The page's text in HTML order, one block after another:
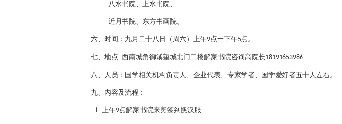
八水书院、上水书院、
近月书院、东方书画院。
六、时间：九月二十八日（周六）上午9点一下午5点。
七、地点 :西南城角御溪望城北门二楼解家书院咨询高院长18191653986
八、人员：国学相关机构负责人、企业代表、专家学者、国学爱好者五十人左右。
九、内容及流程：
1. 上午9点解家书院来宾签到换汉服